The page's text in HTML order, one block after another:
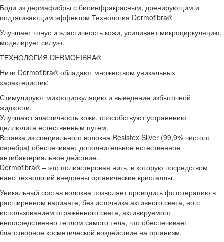
Боди из дермафибры с биоинфракрасным, дренирующим и
подтягивающим эффектом Технология Dermofibra®
Улучшает тонус и эластичность кожи, усиливает микроциркуляцию,
моделирует силуэт.
ТЕХНОЛОГИЯ DERMOFIBRA®
Нити Dermofibra® обладают множеством уникальных
характеристик:
Стимулируют микроциркуляцию и выведение избыточной
жидкости.
Улучшают эластичность кожи, способствуют устранению
целлюлита естественным путём.
Вставка из специального волокна Resistex Silver (99,9% чистого
серебра) обеспечивает дополнительное естественное
антибактериальное действие.
Dermofibra® – это полиэстеровая нить, в которую посредством
нано технологий внедрены органические кристаллы.
Уникальный состав волокна позволяет проводить фототерапию в
расширенном варианте, без источника активного света, но с
использованием отражённого света, активируемого
непосредственно теплом самого тела, что обеспечивает
благотворное косметической воздействие на организм.